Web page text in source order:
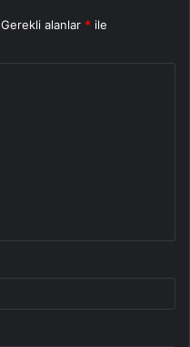
Gerekli alanlar * ile